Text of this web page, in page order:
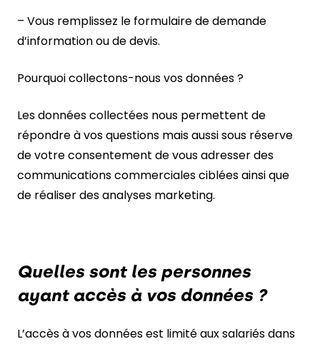
– Vous remplissez le formulaire de demande
d’information ou de devis.
Pourquoi collectons-nous vos données ?
Les données collectées nous permettent de
répondre à vos questions mais aussi sous réserve
de votre consentement de vous adresser des
communications commerciales ciblées ainsi que
de réaliser des analyses marketing.
Quelles sont les personnes
ayant accès à vos données ?
L’accès à vos données est limité aux salariés dans